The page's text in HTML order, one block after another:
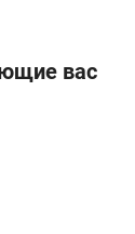
вас